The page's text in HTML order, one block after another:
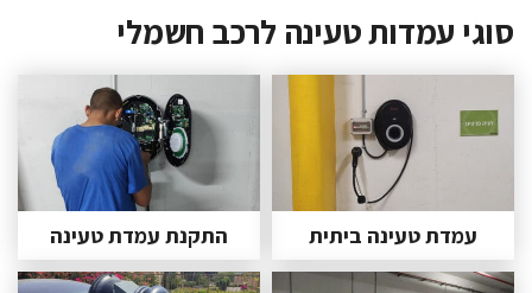
סוגי עמדות טעינה לרכב חשמלי
עמדת טעינה ביתית התקנת עמדת טעינה